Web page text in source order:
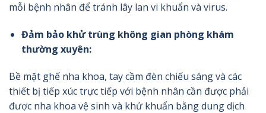
mỗi bệnh nhân để tránh lây lan vi khuẩn và virus.
Đảm bảo khử trùng không gian phòng khám
thường xuyên:
Bề mặt ghế nha khoa, tay cầm đèn chiếu sáng và các
thiết bị tiếp xúc trực tiếp với bệnh nhân cần được phải
được nha khoa vệ sinh và khử khuẩn bằng dung dịch